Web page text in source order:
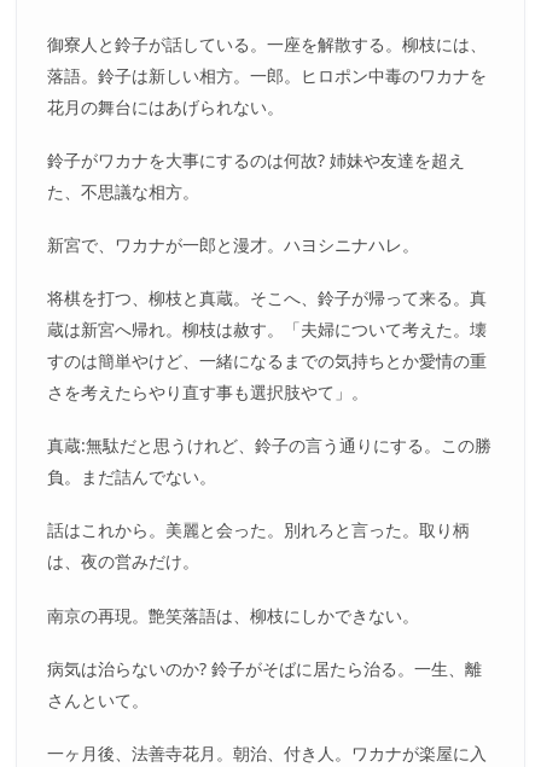
御寮人と鈴子が話している。一座を解散する。柳枝には、
落語。鈴子は新しい相方。一郎。ヒロポン中毒のワカナを
花月の舞台にはあげられない。
鈴子がワカナを大事にするのは何故? 姉妹や友達を超え
た、不思議な相方。
新宮で、ワカナが一郎と漫才。ハヨシニナハレ。
将棋を打つ、柳枝と真蔵。そこへ、鈴子が帰って来る。真
蔵は新宮へ帰れ。柳枝は赦す。「夫婦について考えた。壊
すのは簡単やけど、一緒になるまでの気持ちとか愛情の重
さを考えたらやり直す事も選択肢やて」。
真蔵:無駄だと思うけれど、鈴子の言う通りにする。この勝
負。まだ詰んでない。
話はこれから。美麗と会った。別れろと言った。取り柄
は、夜の営みだけ。
南京の再現。艶笑落語は、柳枝にしかできない。
病気は治らないのか? 鈴子がそばに居たら治る。一生、離
さんといて。
一ヶ月後、法善寺花月。朝治、付き人。ワカナが楽屋に入